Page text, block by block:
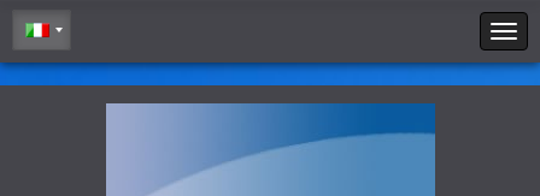
Cookie Policy